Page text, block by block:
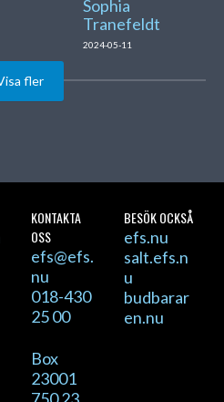
Sophia
Tranefeldt
2024-05-11
fler
KONTAKTA
OSS
efs@efs.
nu
018-430
25 00
Box
23001
BESÖK OCKSÅ
efs.nu
salt.efs.n
u
budbarar
en.nu